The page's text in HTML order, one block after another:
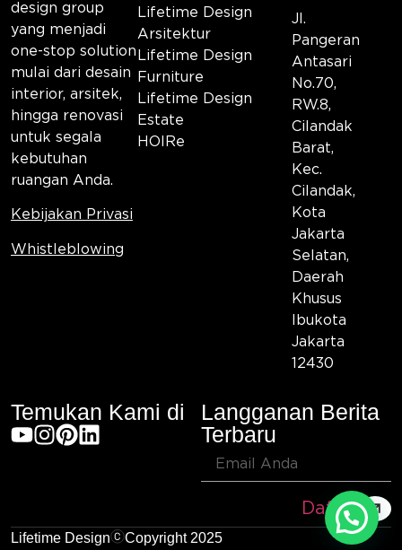
design group
yang menjadi
one-stop solution
mulai dari desain
interior, arsitek,
hingga renovasi
untuk segala
kebutuhan
ruangan Anda.
Kebijakan Privasi
Whistleblowing
Lifetime Design
Arsitektur
Lifetime Design
Furniture
Lifetime Design
Estate
HOIRe
Jl.
Pangeran
Antasari
No.70,
RW.8,
Cilandak
Barat,
Kec.
Cilandak,
Kota
Jakarta
Selatan,
Daerah
Khusus
Ibukota
Jakarta
12430
Temukan Kami di
Langganan Berita
Terbaru
Daftar
Lifetime Design Copyright 2025